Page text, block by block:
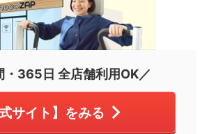
・365日 全店舗利用OK／
式サイト】をみる